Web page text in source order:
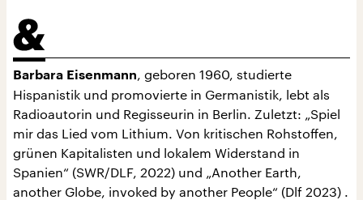
Barbara Eisenmann, geboren 1960, studierte
Hispanistik und promovierte in Germanistik, lebt als
Radioautorin und Regisseurin in Berlin. Zuletzt: „Spiel
mir das Lied vom Lithium. Von kritischen Rohstoffen,
grünen Kapitalisten und lokalem Widerstand in
Spanien“ (SWR/DLF, 2022) und „Another Earth,
another Globe, invoked by another People“ (Dlf 2023) .